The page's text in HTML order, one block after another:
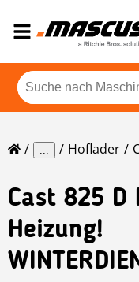
... Hoflader
Cast 825 D
Heizung!